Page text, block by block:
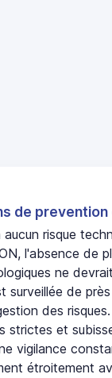
de
aucun risque
l'absence de
ne
surveillée de
des
strictes et
vigilance
étroitement